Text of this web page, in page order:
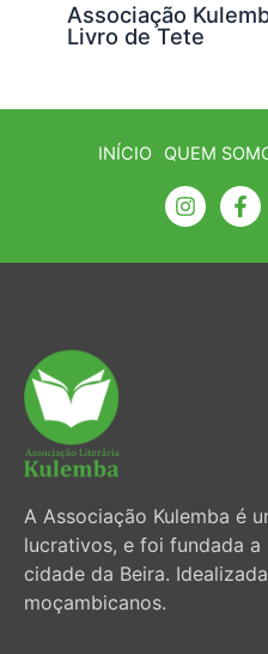
Associação
Livro de Tete
INÍCIO QUEM
A Associação Kulemba é
lucrativos, e foi fundada
cidade da Beira.
moçambicanos.